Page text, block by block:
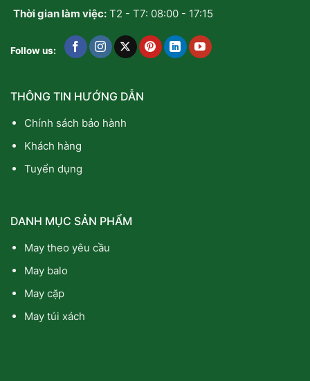
Balo
Thời gian làm việc: T2 - T7: 08:00 - 17:15
Follow us:
THÔNG TIN HƯỚNG DẪN
Chính sách bảo hành
Khách hàng
Tuyển dụng
DANH MỤC SẢN PHẨM
May theo yêu cầu
May balo
May cặp
May túi xách